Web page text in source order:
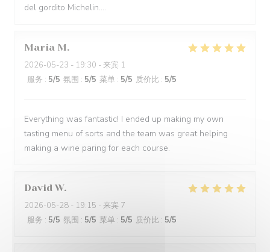
del gordito Michelin....
Maria M
2026-05-23 - 19:30 - 来宾 1
服务 : 5/5 氛围 : 5/5 菜单 : 5/5 质价比 : 5/5
Everything was fantastic! I ended up making my own
tasting menu of sorts and the team was great helping
making a wine paring for each course.
David W
2026-05-28 - 19:15 - 来宾 7
服务 : 5/5 氛围 : 5/5 菜单 : 5/5 质价比 : 5/5